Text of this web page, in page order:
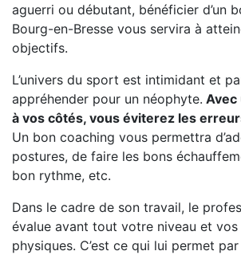
aguerri ou débutant, bénéficier d’un
Bourg-en-Bresse vous servira à
objectifs.
L’univers du sport est intimidant et
appréhender pour un néophyte. Avec
à vos côtés, vous éviterez les
Un bon coaching vous permettra
postures, de faire les bons
bon rythme, etc.
Dans le cadre de son travail, le
évalue avant tout votre niveau et
physiques. C’est ce qui lui permet